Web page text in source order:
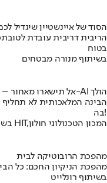
הסוד של איינשטיין שיגדיל
הריבית דריבית עובדת
בטוח
בשיתוף מנורה מבטחים
אל תישארו מאחור – בואו לגלות לאן ה-AI הולך
הבינה המלאכותית לא
בה!
בשיתוף HIT,המכון הטכנולוגי חולון
מהפכת הרובוטיקה לבית
מהפכת הניקיון החכם: כל
בשיתוף רונלייט